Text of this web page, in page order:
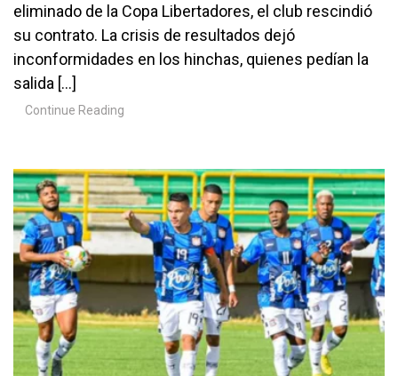
eliminado de la Copa Libertadores, el club rescindió
su contrato. La crisis de resultados dejó
inconformidades en los hinchas, quienes pedían la
salida […]
Continue Reading